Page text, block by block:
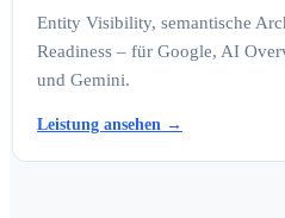
Entity Visibility, semantische
Readiness – für Google, AI
und Gemini.
Leistung ansehen →